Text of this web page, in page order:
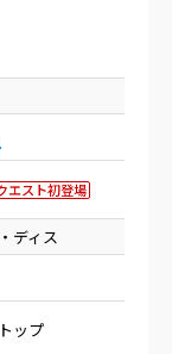
エスト初登場
ディス
ップ